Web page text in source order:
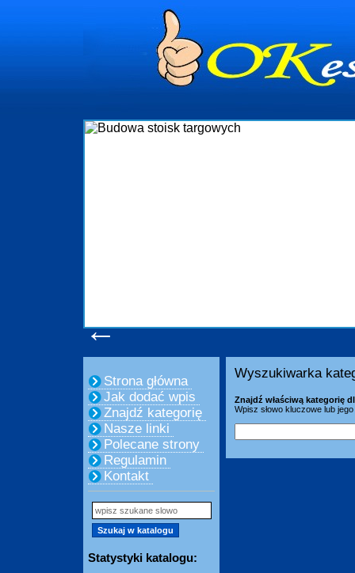
←
Strona główna
Jak dodać wpis
Znajdź kategorię
Nasze linki
Polecane strony
Regulamin
Kontakt
Statystyki katalogu:
Wyszukiwarka
Znajdź właściwą kategorię
Wpisz słowo kluczowe lub